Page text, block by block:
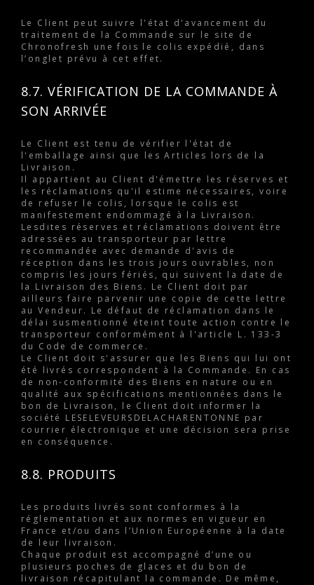
Le Client peut suivre l'état d'avancement du
traitement de la Commande sur le site de
Chronofresh une fois le colis expédié, dans
l’onglet prévu à cet effet.
8.7. VÉRIFICATION DE LA COMMANDE À
SON ARRIVÉE
Le Client est tenu de vérifier l'état de
l'emballage ainsi que les Articles lors de la
Livraison.
Il appartient au Client d'émettre les réserves et
les réclamations qu'il estime nécessaires, voire
de refuser le colis, lorsque le colis est
manifestement endommagé à la Livraison.
Lesdites réserves et réclamations doivent être
adressées au transporteur par lettre
recommandée avec demande d'avis de
réception dans les trois jours ouvrables, non
compris les jours fériés, qui suivent la date de
la Livraison des Biens. Le Client doit par
ailleurs faire parvenir une copie de cette lettre
au Vendeur. Le défaut de réclamation dans le
délai susmentionné éteint toute action contre le
transporteur conformément à l'article L. 133-3
du Code de commerce.
Le Client doit s'assurer que les Biens qui lui ont
été livrés correspondent à la Commande. En cas
de non-conformité des Biens en nature ou en
qualité aux spécifications mentionnées dans le
bon de Livraison, le Client doit informer la
société LESELEVEURSDELACHARENTONNE par
courrier électronique et une décision sera prise
en conséquence.
8.8. PRODUITS
Les produits livrés sont conformes à la
réglementation et aux normes en vigueur en
France et/ou dans l’Union Européenne à la date
de leur livraison.
Chaque produit est accompagné d’une ou
plusieurs poches de glaces et du bon de
livraison récapitulant la commande. De même,